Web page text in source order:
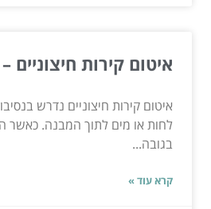
איטום קירות
איטום קירות חיצוניים נדרש
לחות או מים לתוך המבנה. כאשר
בגובה...
קרא עוד »